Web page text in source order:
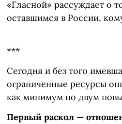
«Гласной» рассуждает о
оставшимся в России,
***
Сегодня и без того
ограниченные ресурсы
как минимум по двум
Первый раскол —